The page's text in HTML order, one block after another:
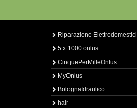
Riparazione Elettrodomestici
5 x 1000 onlus
CinquePerMilleOnlus
MyOnlus
BolognaIdraulico
hair